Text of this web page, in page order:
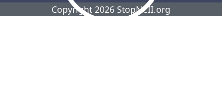
Copyright 2026 StopNCII.org